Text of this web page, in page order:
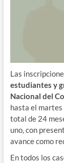
Las
estudiantes y
Nacional del
hasta el
total de 24
uno, con
avance como
En todos los